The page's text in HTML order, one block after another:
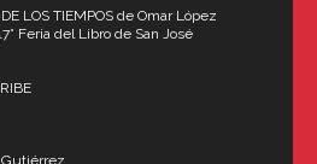
LOS TIEMPOS de Omar López
Feria del Libro de San José